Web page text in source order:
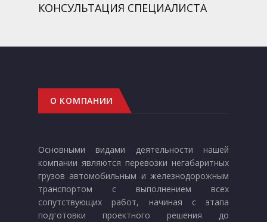
КОНСУЛЬТАЦИЯ СПЕЦИАЛИСТА
О КОМПАНИИ
Основными видами деятельности нашей
компании являются перевозки негабаритных
грузов автомобильным и железнодорожным
транспортом с выполнением всех
сопутствующих работ, начиная с этапа
подготовки проектного решения до